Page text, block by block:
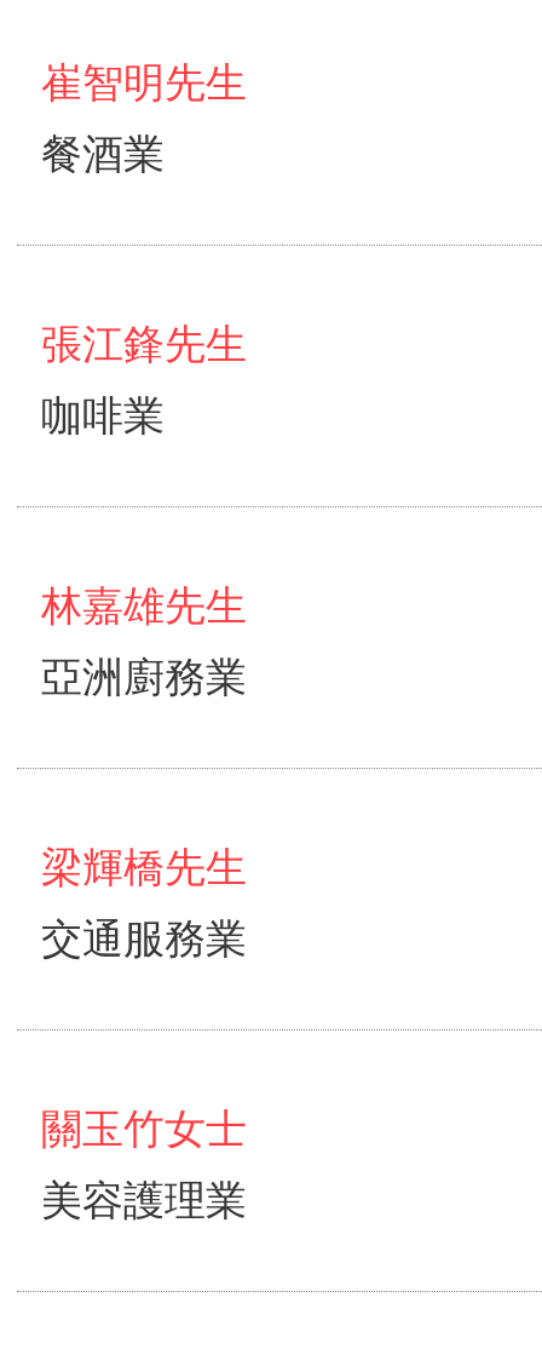
崔智明先生
餐酒業
張江鋒先生
咖啡業
林嘉雄先生
亞洲廚務業
梁輝橋先生
交通服務業
關玉竹女士
美容護理業